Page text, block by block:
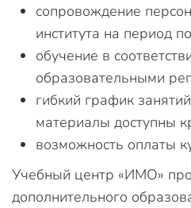
сопровождение
института на период
обучение в
образовательными
гибкий график
материалы доступны
возможность оплаты
Учебный центр «ИМО»
дополнительного